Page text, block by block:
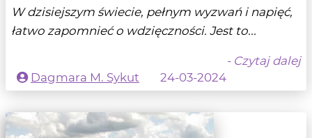
W dzisiejszym świecie, pełnym wyzwań i napięć,
łatwo zapomnieć o wdzięczności. Jest to...
- Czytaj dalej
Dagmara M. Sykut
24-03-2024